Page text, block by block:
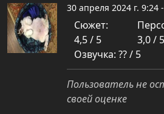
30 апреля 2024 г. 9:24 -
Сюжет:
4,5 / 5
3,0 / 5
Озвучка: ?? / 5
Пользователь не
своей оценке